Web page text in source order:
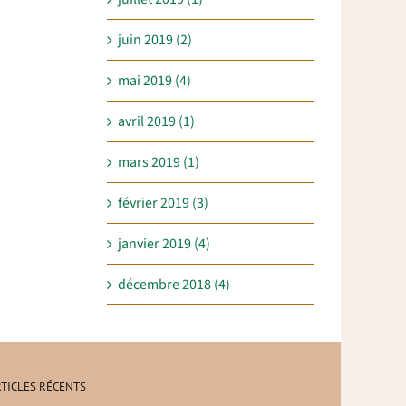
juin 2019 (2)
mai 2019 (4)
avril 2019 (1)
mars 2019 (1)
février 2019 (3)
janvier 2019 (4)
décembre 2018 (4)
RÉCENTS